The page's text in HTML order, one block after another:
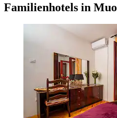
Familienhotels in Muo